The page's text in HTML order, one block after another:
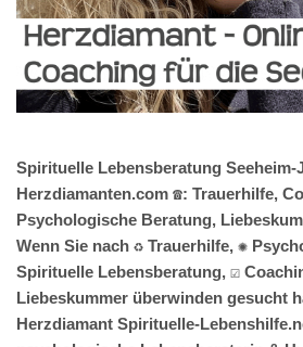
Spirituelle Lebensberatung Seeheim-
Herzdiamanten.com ☎️: Trauerhilfe,
Psychologische Beratung,
Wenn Sie nach ♻ Trauerhilfe, ✺
Spirituelle Lebensberatung, ☑️
Liebeskummer überwinden gesucht
Herzdiamant Spirituelle-